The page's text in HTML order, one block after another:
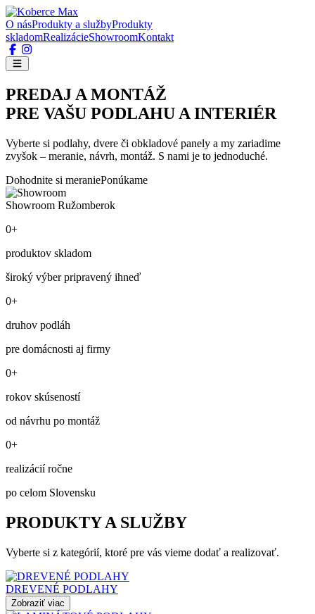
O násProdukty a službyProdukty
skladomRealizácieShowroomKontakt
PREDAJ A MONTÁŽ
PRE VAŠU PODLAHU A INTERIÉR
Vyberte si podlahy, dvere či obkladové panely a my zariadime
zvyšok – meranie, návrh, montáž. S nami je to jednoduché.
Dohodnite si meraniePonúkame
Showroom Ružomberok
0+
produktov skladom
široký výber pripravený ihneď
0+
druhov podláh
pre domácnosti aj firmy
0+
rokov skúseností
od návrhu po montáž
0+
realizácií ročne
po celom Slovensku
PRODUKTY A SLUŽBY
Vyberte si z kategórií, ktoré pre vás vieme dodať a realizovať.
DREVENÉ PODLAHY
Zobraziť viac